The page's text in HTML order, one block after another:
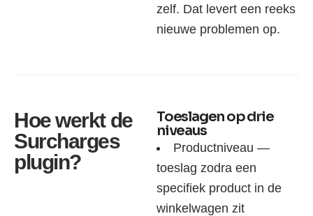
zelf. Dat levert een reeks
nieuwe problemen op.
Hoe werkt de
Surcharges
plugin?
Toeslagen op drie
niveaus
Productniveau —
toeslag zodra een
specifiek product in de
winkelwagen zit